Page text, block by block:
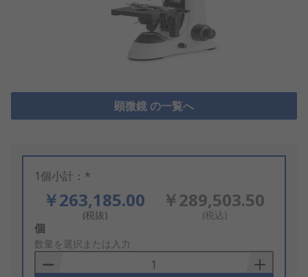
顕微鏡 の一覧へ
1個小計：*
￥263,185.00
(税抜)
￥289,503.50
(税込)
Add
to
Basket
個
数量を選択または入力